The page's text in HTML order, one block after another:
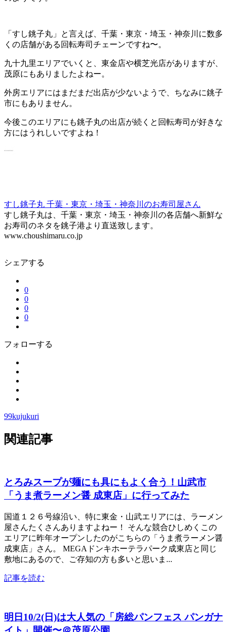
「すし銚子丸」と言えば、千葉・東京・埼玉・神奈川に数多
くの店舗がある回転寿司チェーンですね〜。
九十九里エリアでいくと、東金店や横芝光店がありますが、
茂原にもありましたよねー。
外房エリアにはまだまだ出店が少ないようで、ちなみに銚子
市にもありません。
今後このエリアにも銚子丸の出店が続くと回転寿司が好きな
方にはうれしいですよね！
すし銚子丸 千葉・東京・埼玉・神奈川のお寿司屋さん
すし銚子丸は、千葉・東京・埼玉・神奈川の各店舗へ新鮮な
お寿司のネタを銚子港より直送致します。
www.choushimaru.co.jp
シェアする
0
0
0
0
フォローする
99kujukuri
関連記事
とろみスープが麺にも具にもよく合う！山武市
「うま煮ラーメン醤 成東店」に行ってみた
国道１２６号線沿い、特に東金・山武エリアには、ラーメン
屋さんたくさんありますよねー！ そんな競合ひしめくこの
エリアに昨年オープンしたのがこちらの「うま煮ラーメン醤
成東店」さん。 MEGAドンキホーテラパーク成東店と同じ
敷地にあるので、ご存知の方も多いと思いま...
記事を読む
明日10/2(日)は大人気の「房総パンフェス パンガナ